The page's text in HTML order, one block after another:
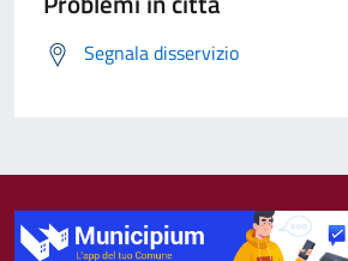
Segnala disservizio